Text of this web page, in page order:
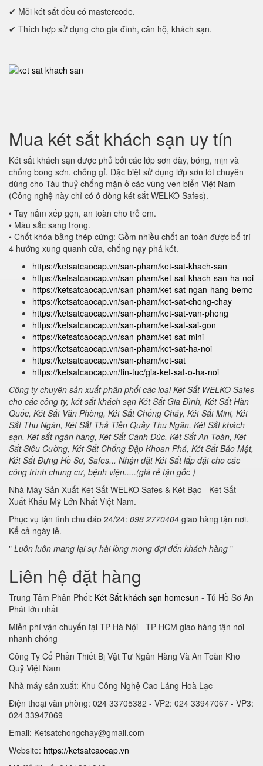
✔ Mỗi két sắt đều có mastercode.
✔ Thích hợp sử dụng cho gia đình, căn hộ, khách sạn.
Mua két sắt khách sạn uy tín
Két sắt khách sạn được phủ bởi các lớp sơn dày, bóng, mịn và
chống bong sơn, chống gỉ. Đặc biệt sử dụng lớp sơn lót chuyên
dùng cho Tàu thuỷ chống mặn ở các vùng ven biển Việt Nam
(Công nghệ này chỉ có ở dòng két sắt WELKO Safes).
• Tay nắm xếp gọn, an toàn cho trẻ em.
• Màu sắc sang trọng.
• Chốt khóa bằng thép cứng: Gồm nhiều chốt an toàn được bố trí
4 hướng xung quanh cửa, chống nạy phá két.
https://ketsatcaocap.vn/san-pham/ket-sat-khach-san
https://ketsatcaocap.vn/san-pham/ket-sat-khach-san-ha-noi
https://ketsatcaocap.vn/san-pham/ket-sat-ngan-hang-bemc
https://ketsatcaocap.vn/san-pham/ket-sat-chong-chay
https://ketsatcaocap.vn/san-pham/ket-sat-van-phong
https://ketsatcaocap.vn/san-pham/ket-sat-sai-gon
https://ketsatcaocap.vn/san-pham/ket-sat-mini
https://ketsatcaocap.vn/san-pham/ket-sat-ha-noi
https://ketsatcaocap.vn/san-pham/ket-sat
https://ketsatcaocap.vn/tin-tuc/gia-ket-sat-o-ha-noi
Công ty chuyên sản xuất phân phối các loại Két Sắt WELKO Safes
cho các công ty, két sắt khách sạn Két Sắt Gia Đình, Két Sắt Hàn
Quốc, Két Sắt Văn Phòng, Két Sắt Chống Cháy, Két Sắt Mini, Két
Sắt Thu Ngân, Két Sắt Thả Tiền Quầy Thu Ngân, Két Sắt khách
sạn, Két sắt ngân hàng, Két Sắt Cánh Đúc, Két Sắt An Toàn, Két
Sắt Siêu Cường, Két Sắt Chống Đập Khoan Phá, Két Sắt Bảo Mật,
Két Sắt Đựng Hồ Sơ, Safes... Nhận đặt Két Sắt lắp đặt cho các
công trình chung cư, bệnh viện.....(giá rẻ tận gốc )
Nhà Máy Sản Xuất Két Sắt WELKO Safes & Két Bạc - Két Sắt
Xuất Khẩu Mỹ Lớn Nhất Việt Nam.
Phục vụ tận tình chu đáo 24/24: 098 2770404 giao hàng tận nơi.
Kể cả ngày lễ.
" Luôn luôn mang lại sự hài lòng mong đợi đến khách hàng "
Liên hệ đặt hàng
Trung Tâm Phân Phối: Két Sắt khách sạn homesun - Tủ Hồ Sơ An
Phát lớn nhất
Miễn phí vận chuyển tại TP Hà Nội - TP HCM giao hàng tận nơi
nhanh chóng
Công Ty Cổ Phần Thiết Bị Vật Tư Ngân Hàng Và An Toàn Kho
Quỹ Việt Nam
Nhà máy sản xuất: Khu Công Nghệ Cao Láng Hoà Lạc
Điện thoại văn phòng: 024 33705382 - VP2: 024 33947067 - VP3:
024 33947069
Email: Ketsatchongchay@gmail.com
Website: https://ketsatcaocap.vn